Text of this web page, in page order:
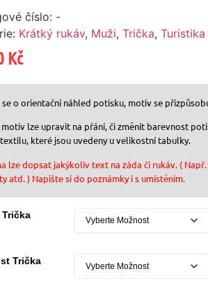
číslo: -
Krátký rukáv, Muži, Trička, Turistika
Kč
se o orientační náhled potisku, motiv se
motiv lze upravit na přání, či změnit barevnost
které jsou uvedeny u velikostní tabulky.
lze dopsat jakýkoliv text na záda či rukáv. (
atd. ) Napište si do poznámky i s umístěním.
Trička
Trička